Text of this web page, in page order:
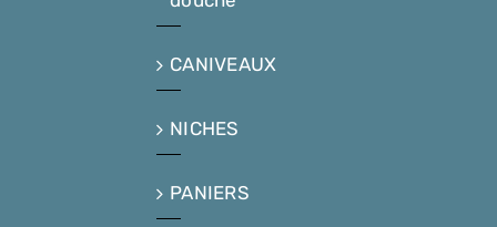
CANIVEAUX
NICHES
PANIERS